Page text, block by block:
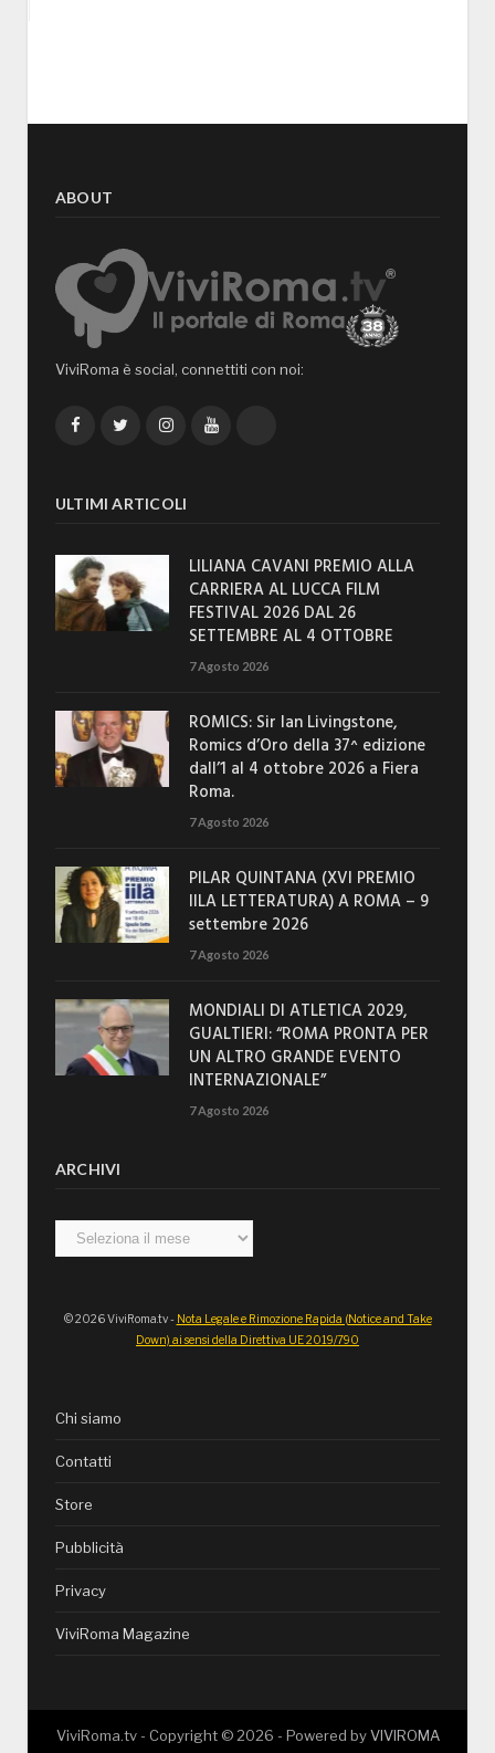
ABOUT
ViviRoma è social, connettiti con noi:
FacebookTwitterInstagramYouTube
ULTIMI ARTICOLI
LILIANA CAVANI PREMIO ALLA
CARRIERA AL LUCCA FILM
FESTIVAL 2026 DAL 26
SETTEMBRE AL 4 OTTOBRE
7 Agosto 2026
ROMICS: Sir Ian Livingstone,
Romics d’Oro della 37^ edizione
dall’1 al 4 ottobre 2026 a Fiera
Roma.
7 Agosto 2026
PILAR QUINTANA (XVI PREMIO
IILA LETTERATURA) A ROMA – 9
settembre 2026
7 Agosto 2026
MONDIALI DI ATLETICA 2029,
GUALTIERI: “ROMA PRONTA PER
UN ALTRO GRANDE EVENTO
INTERNAZIONALE”
7 Agosto 2026
ARCHIVI
Archivi
© 2026 ViviRoma.tv - Nota Legale e Rimozione Rapida (Notice and Take
Down) ai sensi della Direttiva UE 2019/790
Chi siamo
Contatti
Store
Pubblicità
Privacy
ViviRoma Magazine
ViviRoma.tv - Copyright ©2026 - Powered byVIVIROMA